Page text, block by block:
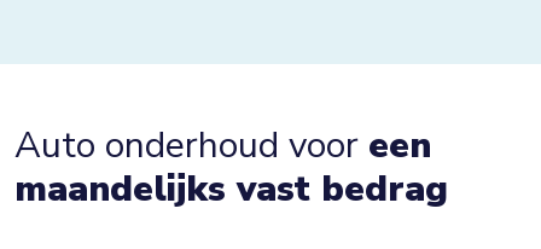
Auto onderhoud voor een
maandelijks vast bedrag